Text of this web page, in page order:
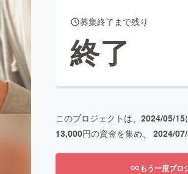
Creation
yaコミュニティ
募集終了まで残り
終了
このプロジェクトは、 2024/05/15
13,000円の資金を集め、 2024/
もう一度プロ